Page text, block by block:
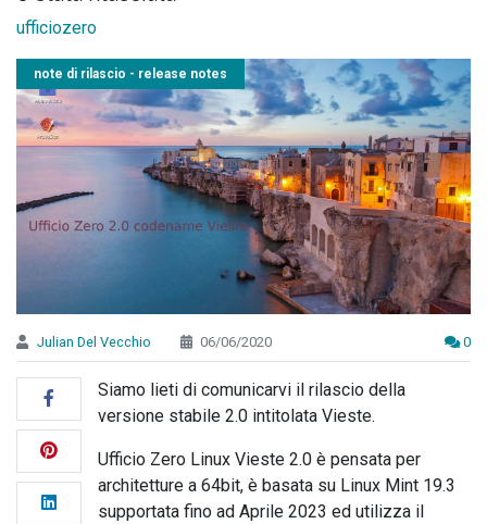
ufficiozero
note di rilascio - release notes
Julian Del Vecchio 06/06/2020 0
Siamo lieti di comunicarvi il rilascio della
versione stabile 2.0 intitolata Vieste.
Ufficio Zero Linux Vieste 2.0 è pensata per
architetture a 64bit, è basata su Linux Mint 19.3
supportata fino ad Aprile 2023 ed utilizza il